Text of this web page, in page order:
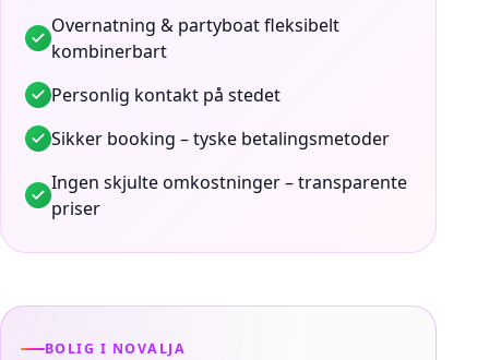
Overnatning & partyboat fleksibelt
kombinerbart
Personlig kontakt på stedet
Sikker booking – tyske betalingsmetoder
Ingen skjulte omkostninger – transparente
priser
BOLIG I NOVALJA